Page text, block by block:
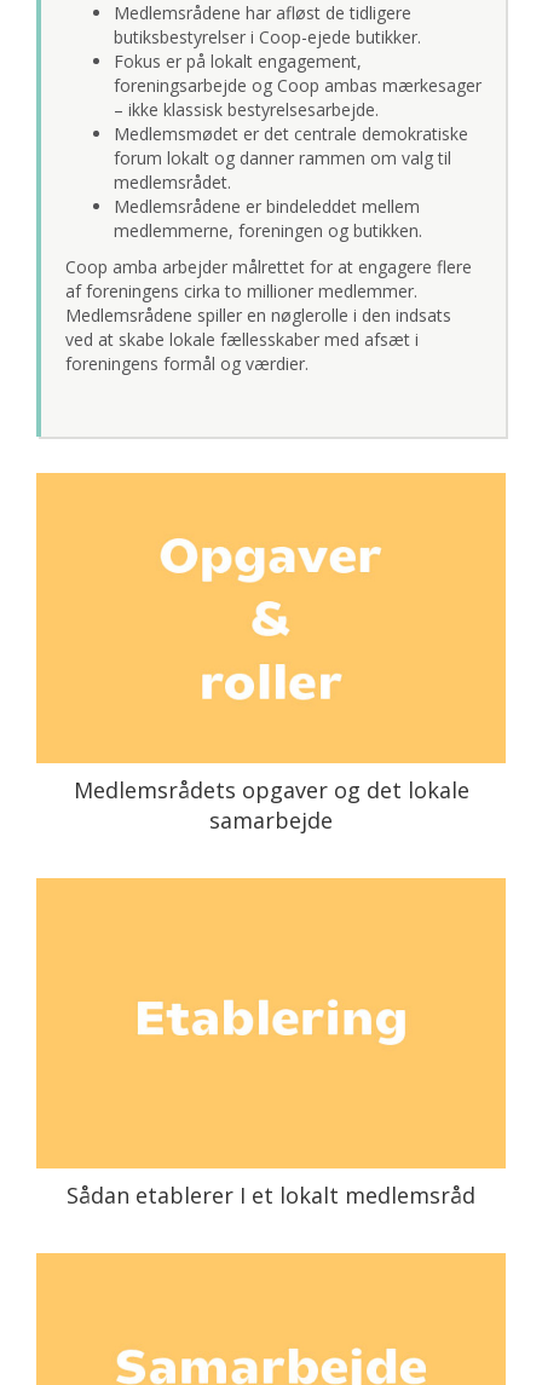
Medlemsrådene har afløst de tidligere
butiksbestyrelser i Coop-ejede butikker.
Fokus er på lokalt engagement,
foreningsarbejde og Coop ambas mærkesager
– ikke klassisk bestyrelsesarbejde.
Medlemsmødet er det centrale demokratiske
forum lokalt og danner rammen om valg til
medlemsrådet.
Medlemsrådene er bindeleddet mellem
medlemmerne, foreningen og butikken.
Coop amba arbejder målrettet for at engagere flere
af foreningens cirka to millioner medlemmer.
Medlemsrådene spiller en nøglerolle i den indsats
ved at skabe lokale fællesskaber med afsæt i
foreningens formål og værdier.
Medlemsrådets opgaver og det lokale
samarbejde
Sådan etablerer I et lokalt medlemsråd